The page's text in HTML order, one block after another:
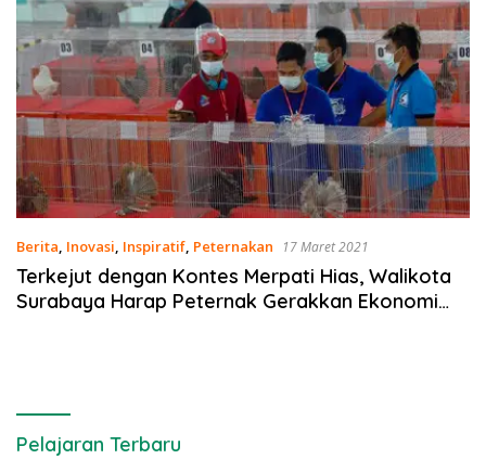
Berita, Inovasi, Inspiratif, Peternakan 17 Maret 2021
Terkejut dengan Kontes Merpati Hias, Walikota
Surabaya Harap Peternak Gerakkan Ekonomi
Pelajaran Terbaru